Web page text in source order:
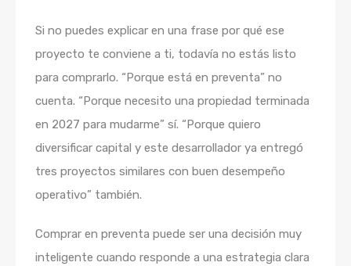
Si no puedes explicar en una frase por qué ese
proyecto te conviene a ti, todavía no estás listo
para comprarlo. “Porque está en preventa” no
cuenta. “Porque necesito una propiedad terminada
en 2027 para mudarme” sí. “Porque quiero
diversificar capital y este desarrollador ya entregó
tres proyectos similares con buen desempeño
operativo” también.
Comprar en preventa puede ser una decisión muy
inteligente cuando responde a una estrategia clara